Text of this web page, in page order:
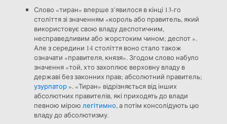
Слово «тиран» вперше з’явилося в кінці 13-го
століття зі значенням «король або правитель, який
використовує свою владу деспотичним,
несправедливим або жорстоким чином; деспот ».
Але з середини 14 століття воно стало також
означати «правителя, князя». Згодом слово набуло
значення «той, хто захоплює верховну владу в
державі без законних прав; абсолютний правитель;
узурпатор». «Тиран» відрізняється від інших
абсолютних правителів, які приходять до влади
певною мірою легітимно, а потім консолідують цю
владу до абсолютизму.